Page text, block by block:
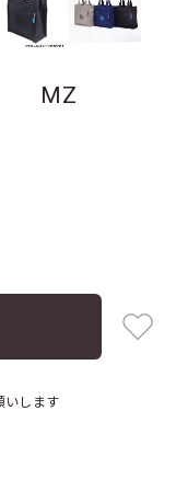
MZ
いします